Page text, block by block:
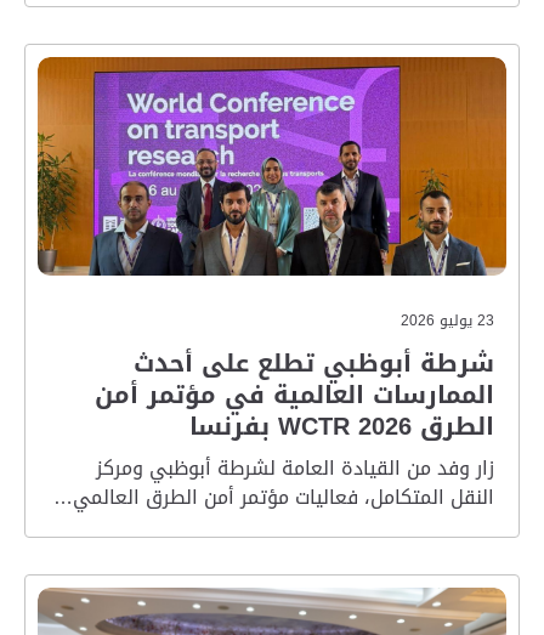
23 يوليو 2026
شرطة أبوظبي تطلع على أحدث
الممارسات العالمية في مؤتمر أمن
الطرق WCTR 2026 بفرنسا
زار وفد من القيادة العامة لشرطة أبوظبي ومركز
النقل المتكامل، فعاليات مؤتمر أمن الطرق العالمي…